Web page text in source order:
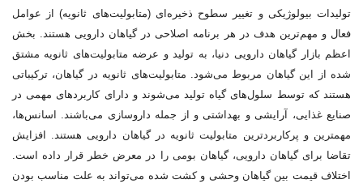
تولیدات بیولوژیکی و تغییر سطوح ذخیره‌ای (متابولیت‌های ثانویه) از عوامل
فعال و مهم‌ترین هدف در هر برنامه اصلاحی در گیاهان دارویی هستند. بخش
اعظم بازار گیاهان دارویی دنیا، به تولید و عرضه متابولیت‌های ثانویه مشتق
شده از این گیاهان مربوط می‌شود. متابولیت‌های ثانویه در گیاهان، ترکیباتی
هستند که توسط سلول‌های گیاه تولید می‌شوند و دارای کاربردهای مهمی در
صنایع غذایی، آرایشی و بهداشتی و از جمله داروسازی می‌باشند. اسانس‌ها،
مهمترین و پرکاربردترین متابولیت ثانویه در گیاهان دارویی هستند. افزایش
تقاضا برای گیاهان دارویی، گیاهان بومی را در معرض خطر قرار داده است.
اختلاف قیمت بین گیاهان وحشی و کشت شده می‌تواند به علت مناسب بودن